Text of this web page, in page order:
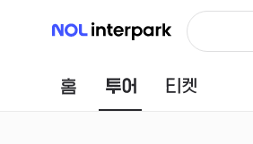
NOL 인터파크
홈 투어